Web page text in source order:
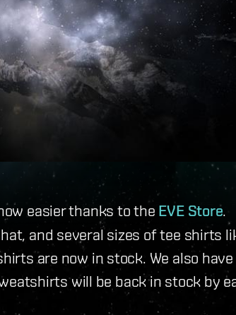
easier thanks to the EVE Store.
and several sizes of tee shirts
are now in stock. We also
will be back in stock by